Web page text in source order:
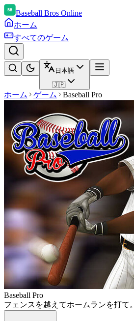
Baseball Bros Online
ホーム
すべてのゲーム
日本語
🇯🇵
ホーム ゲーム Baseball Pro
Baseball Pro
フェンスを越えてホームランを打て。